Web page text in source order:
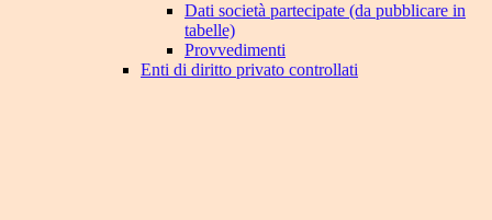
Dati società partecipate (da pubblicare in
tabelle)
Provvedimenti
Enti di diritto privato controllati